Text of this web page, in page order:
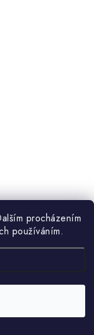
procházením
používáním.